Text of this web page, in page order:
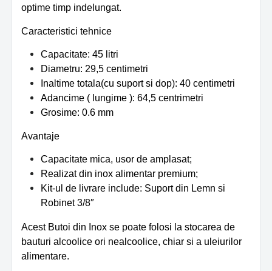
optime timp indelungat.
Caracteristici tehnice
Capacitate: 45 litri
Diametru: 29,5 centimetri
Inaltime totala(cu suport si dop): 40 centimetri
Adancime ( lungime ): 64,5 centrimetri
Grosime: 0.6 mm
Avantaje
Capacitate mica, usor de amplasat;
Realizat din inox alimentar premium;
Kit-ul de livrare include: Suport din Lemn si
Robinet 3/8″
Acest Butoi din Inox se poate folosi la stocarea de
bauturi alcoolice ori nealcoolice, chiar si a uleiurilor
alimentare.